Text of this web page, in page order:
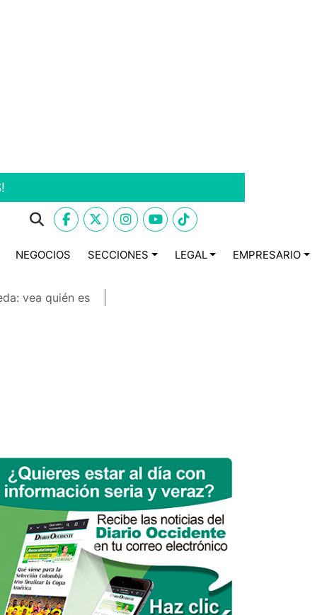
NEGOCIOS SECCIONES LEGAL EMPRESARIO
vea quién es